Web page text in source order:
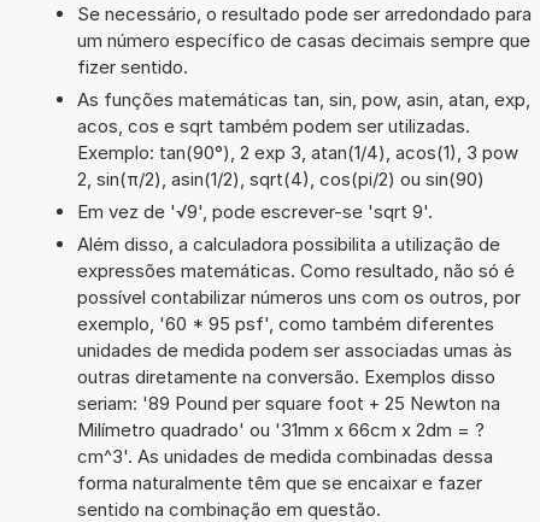
Se necessário, o resultado pode ser arredondado para
um número específico de casas decimais sempre que
fizer sentido.
As funções matemáticas tan, sin, pow, asin, atan, exp,
acos, cos e sqrt também podem ser utilizadas.
Exemplo: tan(90°), 2 exp 3, atan(1/4), acos(1), 3 pow
2, sin(π/2), asin(1/2), sqrt(4), cos(pi/2) ou sin(90)
Em vez de '√9', pode escrever-se 'sqrt 9'.
Além disso, a calculadora possibilita a utilização de
expressões matemáticas. Como resultado, não só é
possível contabilizar números uns com os outros, por
exemplo, '60 * 95 psf', como também diferentes
unidades de medida podem ser associadas umas às
outras diretamente na conversão. Exemplos disso
seriam: '89 Pound per square foot + 25 Newton na
Milímetro quadrado' ou '31mm x 66cm x 2dm = ?
cm^3'. As unidades de medida combinadas dessa
forma naturalmente têm que se encaixar e fazer
sentido na combinação em questão.